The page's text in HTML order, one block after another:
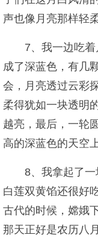
声也像月亮那样轻
7、我一边吃
成了深蓝色，有几
会，月亮透过云彩
柔得犹如一块透明
越亮，最后，一轮
高的深蓝色的天空
8、我拿起了
白莲双黄馅还很好
古代的时候，嫦娥
那天正好是农历八